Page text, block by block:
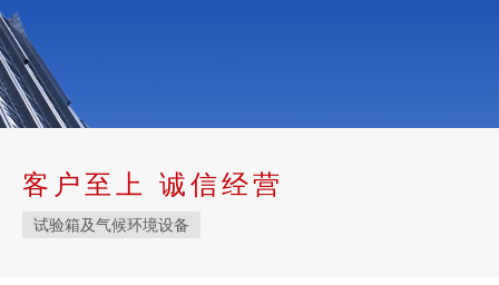
客户至上 诚信经营
试验箱及气候环境设备